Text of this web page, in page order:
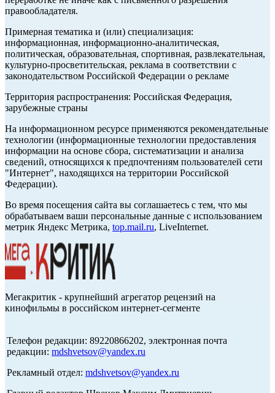
правообладателя.
Примерная тематика и (или) специализация:
информационная, информационно-аналитическая,
политическая, образовательная, спортивная, развлекательная,
культурно-просветительская, реклама в соответствии с
законодательством Российской Федерации о рекламе
Территория распространения: Российская Федерация,
зарубежные страны
На информационном ресурсе применяются рекомендательные
технологии (информационные технологии предоставления
информации на основе сбора, систематизации и анализа
сведений, относящихся к предпочтениям пользователей сети
"Интернет", находящихся на территории Российской
Федерации).
Во время посещения сайта вы соглашаетесь с тем, что мы
обрабатываем ваши персональные данные с использованием
метрик Яндекс Метрика, top.mail.ru, LiveInternet.
Мегакритик - крупнейший агрегатор рецензий на
кинофильмы в российском интернет-сегменте
Телефон редакции: 89220866202, электронная почта
редакции: mdshvetsov@yandex.ru
Рекламный отдел: mdshvetsov@yandex.ru